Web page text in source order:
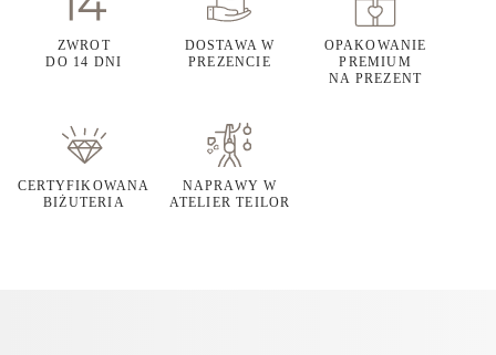
ZWROT
DO 14 DNI
DOSTAWA W
PREZENCIE
OPAKOWANIE
PREMIUM
NA PREZENT
CERTYFIKOWANA
BIŻUTERIA
NAPRAWY W
ATELIER TEILOR